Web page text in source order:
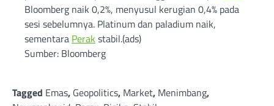
Bloomberg naik 0,2%, menyusul kerugian 0,4% pada
sesi sebelumnya. Platinum dan paladium naik,
sementara Perak stabil.(ads)
Sumber: Bloomberg
Tagged Emas, Geopolitics, Market, Menimbang,